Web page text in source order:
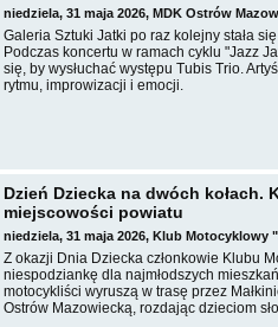
niedziela, 31 maja 2026, MDK Ostrów
Galeria Sztuki Jatki po raz kolejny stała
Podczas koncertu w ramach cyklu "Jazz
się, by wysłuchać występu Tubis Trio.
rytmu, improwizacji i emocji.
Dzień Dziecka na dwóch
miejscowości powiatu
niedziela, 31 maja 2026, Klub Motocyklowy
Z okazji Dnia Dziecka członkowie Klubu
niespodziankę dla najmłodszych
motocykliści wyruszą w trasę przez
Ostrów Mazowiecką, rozdając dzieciom